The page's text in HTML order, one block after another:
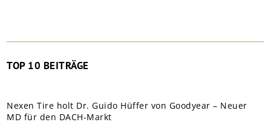
TOP 10 BEITRÄGE
Nexen Tire holt Dr. Guido Hüffer von Goodyear – Neuer
MD für den DACH-Markt